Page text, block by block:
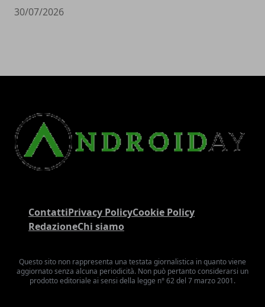
30/07/2026
ContattiPrivacy PolicyCookie Policy
RedazioneChi siamo
Questo sito non rappresenta una testata giornalistica in quanto viene
aggiornato senza alcuna periodicità. Non può pertanto considerarsi un
prodotto editoriale ai sensi della legge n° 62 del 7 marzo 2001.